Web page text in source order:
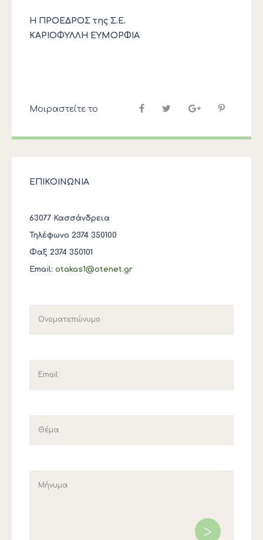
Η ΠΡΟΕΔΡΟΣ της Σ.Ε.
ΚΑΡΙΟΦΥΛΛΗ ΕΥΜΟΡΦΙΑ
Μοιραστείτε το
ΕΠΙΚΟΙΝΩΝΙΑ
63077 Κασσάνδρεια
Τηλέφωνο 2374 350100
Φαξ 2374 350101
Email: otakas1@otenet.gr